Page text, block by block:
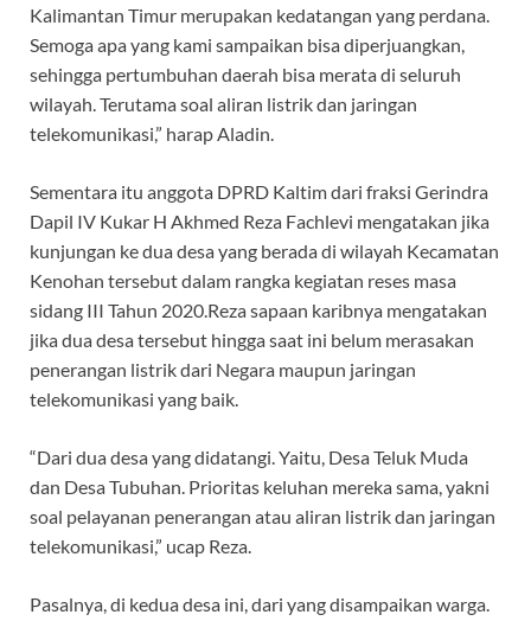
Kalimantan Timur merupakan kedatangan yang perdana.
Semoga apa yang kami sampaikan bisa diperjuangkan,
sehingga pertumbuhan daerah bisa merata di seluruh
wilayah. Terutama soal aliran listrik dan jaringan
telekomunikasi,” harap Aladin.
Sementara itu anggota DPRD Kaltim dari fraksi Gerindra
Dapil IV Kukar H Akhmed Reza Fachlevi mengatakan jika
kunjungan ke dua desa yang berada di wilayah Kecamatan
Kenohan tersebut dalam rangka kegiatan reses masa
sidang III Tahun 2020.Reza sapaan karibnya mengatakan
jika dua desa tersebut hingga saat ini belum merasakan
penerangan listrik dari Negara maupun jaringan
telekomunikasi yang baik.
“Dari dua desa yang didatangi. Yaitu, Desa Teluk Muda
dan Desa Tubuhan. Prioritas keluhan mereka sama, yakni
soal pelayanan penerangan atau aliran listrik dan jaringan
telekomunikasi,” ucap Reza.
Pasalnya, di kedua desa ini, dari yang disampaikan warga.